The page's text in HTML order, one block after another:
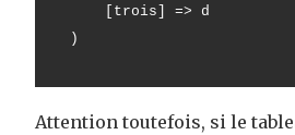
    [trois] => d
)
Attention toutefois, si le